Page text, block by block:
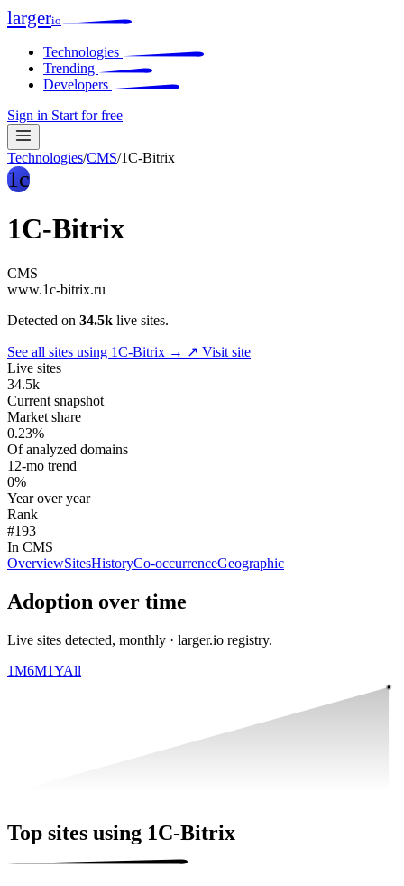
largerio
Technologies
Trending
Developers
Sign in Start for free
Technologies/CMS/1C-Bitrix
1c
1C-Bitrix
CMS
www.1c-bitrix.ru
Detected on 34.5k live sites.
See all sites using 1C-Bitrix → ↗ Visit site
Live sites
34.5k
Current snapshot
Market share
0.23%
Of analyzed domains
12-mo trend
0%
Year over year
Rank
#193
In CMS
OverviewSitesHistoryCo-occurrenceGeographic
Adoption over time
Live sites detected, monthly · larger.io registry.
1M6M1YAll
Top sites using 1C-Bitrix